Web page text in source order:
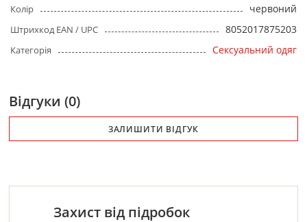
Колір червоний
Штрихкод EAN / UPC 8052017875203
Категорія Сексуальний одяг
Відгуки (0)
ЗАЛИШИТИ ВІДГУК
Захист від підробок